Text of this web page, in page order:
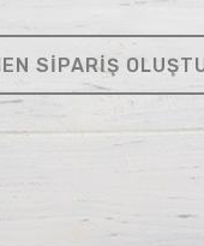
SIPARIŞ